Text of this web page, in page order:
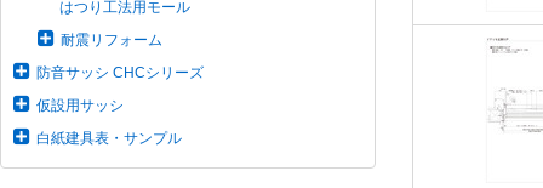
はつり工法用モール
耐震リフォーム
防音サッシ CHCシリーズ
仮設用サッシ
白紙建具表・サンプル